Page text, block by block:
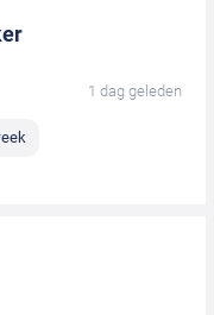
1 dag geleden